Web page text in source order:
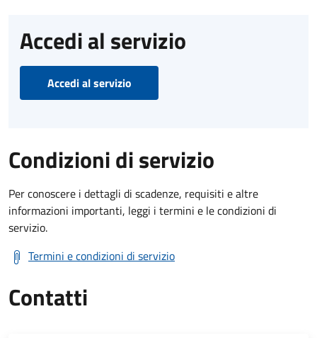
Accedi al servizio
Accedi al servizio
Condizioni di servizio
Per conoscere i dettagli di scadenze, requisiti e altre
informazioni importanti, leggi i termini e le condizioni di
servizio.
Termini e condizioni di servizio
Contatti